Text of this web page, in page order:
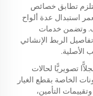
تطابق خصائص
استبدال عدة ألواح
وتضمن خدمات
الربط الإنشائي
الأصلية.
تصويريًّا لحالات
الخاصة بقطع الغيار
التأمين،